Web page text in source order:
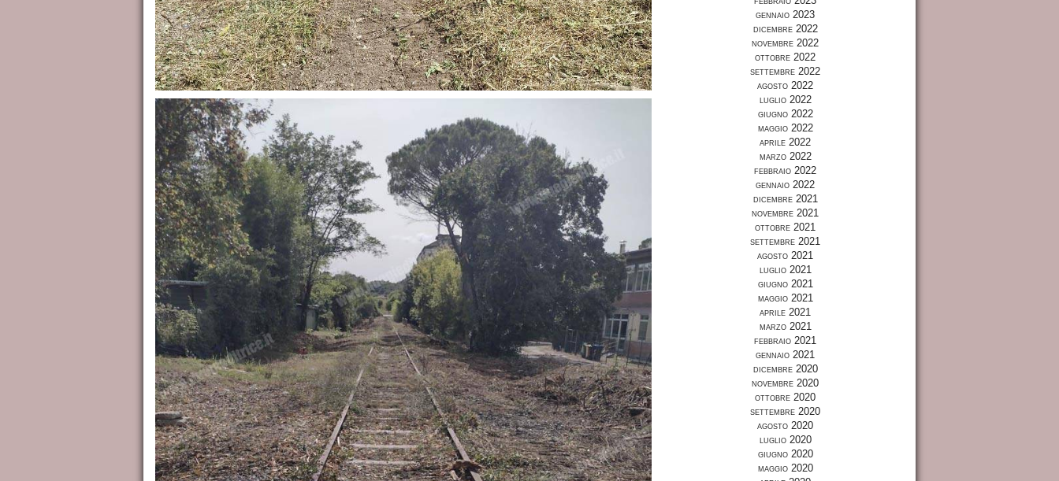
gennaio 2023
dicembre 2022
novembre 2022
ottobre 2022
settembre 2022
agosto 2022
luglio 2022
giugno 2022
maggio 2022
aprile 2022
marzo 2022
febbraio 2022
gennaio 2022
dicembre 2021
novembre 2021
ottobre 2021
settembre 2021
agosto 2021
luglio 2021
giugno 2021
maggio 2021
aprile 2021
marzo 2021
febbraio 2021
gennaio 2021
dicembre 2020
novembre 2020
ottobre 2020
settembre 2020
agosto 2020
luglio 2020
giugno 2020
maggio 2020